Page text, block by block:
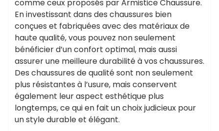
comme ceux proposés par Armistice Chaussure.
En investissant dans des chaussures bien
conçues et fabriquées avec des matériaux de
haute qualité, vous pouvez non seulement
bénéficier d’un confort optimal, mais aussi
assurer une meilleure durabilité à vos chaussures.
Des chaussures de qualité sont non seulement
plus résistantes à l’usure, mais conservent
également leur aspect esthétique plus
longtemps, ce qui en fait un choix judicieux pour
un style durable et élégant.